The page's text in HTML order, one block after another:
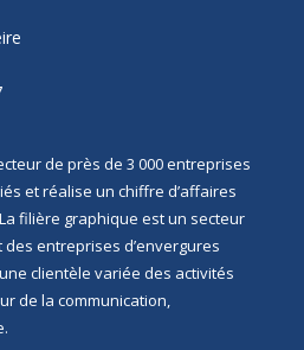
de près de 3 000 entreprises
et réalise un chiffre d’affaires
filière graphique est un secteur
entreprises d’envergures
clientèle variée des activités
de la communication,